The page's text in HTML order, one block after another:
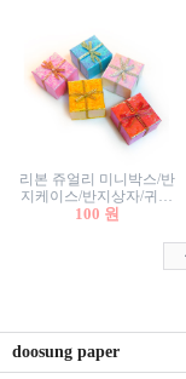
리본 쥬얼리 미니박스/반
지케이스/반지상자/귀걸
이상자/귀걸이박스/악세
100 원
doosung paper